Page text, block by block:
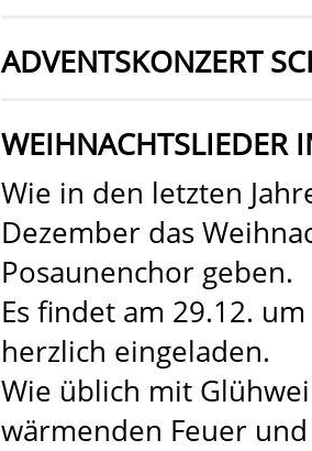
ADVENTSKONZERT
WEIHNACHTSLIEDER
Wie in den letzten
Dezember das
Posaunenchor geben.
Es findet am 29.12.
herzlich eingeladen.
Wie üblich mit
wärmenden Feuer